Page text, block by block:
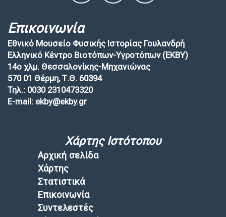
Επικοινωνία
Εθνικό Μουσείο Φυσικής Ιστορίας Γουλανδρή
Ελληνικό Κέντρο Βιοτόπων-Υγροτόπων (EKBY)
14ο χλμ. Θεσσαλονίκης-Μηχανιώνας
570 01 Θέρμη, Τ.Θ. 60394
Τηλ.: 0030 2310473320
E-mail: ekby@ekby.gr
Χάρτης Ιστότοπου
Αρχική σελίδα
Χάρτης
Στατιστικά
Επικοινωνία
Συντελεστές